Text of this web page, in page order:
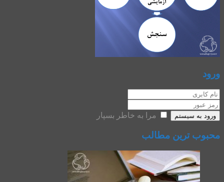
ورود
ورود به سیستم مرا به خاطر بسپار
محبوب ترین مطالب